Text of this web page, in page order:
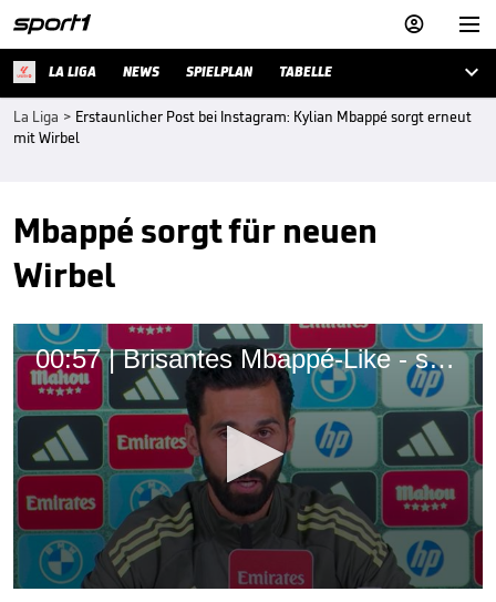


LA LIGA NEWS SPIELPLAN TABELLE 
La Liga > Erstaunlicher Post bei Instagram: Kylian Mbappé sorgt erneut
mit Wirbel
Mbappé sorgt für neuen
Wirbel
00:57 | Brisantes Mbappé-Like - so reagiert Reals Coach